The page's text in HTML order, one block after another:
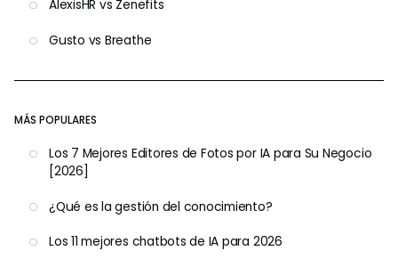
AlexisHR vs Zenefits
Gusto vs Breathe
MÁS POPULARES
Los 7 Mejores Editores de Fotos por IA para Su Negocio
[2026]
¿Qué es la gestión del conocimiento?
Los 11 mejores chatbots de IA para 2026